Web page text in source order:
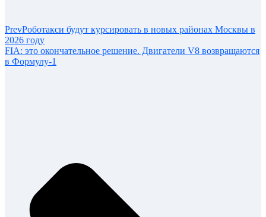
PrevРоботакси будут курсировать в новых районах Москвы в
2026 году
FIA: это окончательное решение. Двигатели V8 возвращаются
в Формулу-1